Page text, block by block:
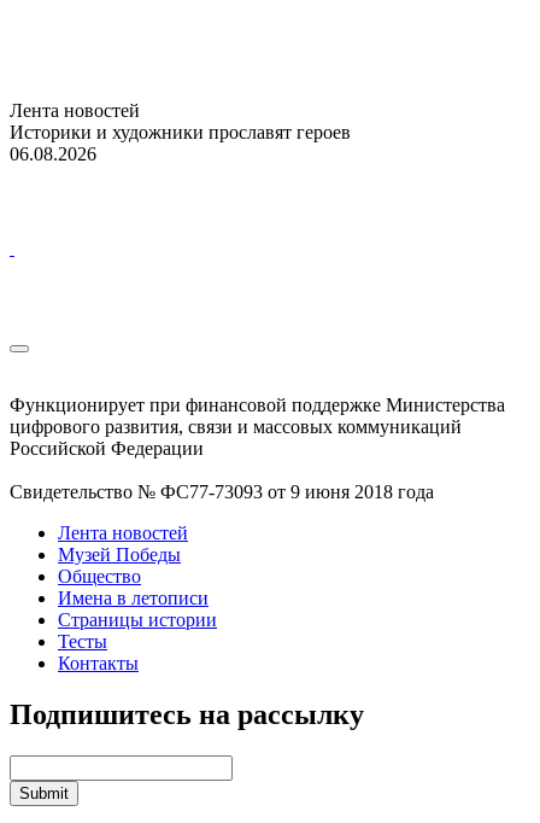
Лента новостей
Историки и художники прославят героев
06.08.2026
Функционирует при финансовой поддержке Министерства
цифрового развития, связи и массовых коммуникаций
Российской Федерации
Свидетельство № ФС77-73093 от 9 июня 2018 года
Лента новостей
Музей Победы
Общество
Имена в летописи
Страницы истории
Тесты
Контакты
Подпишитесь на рассылку